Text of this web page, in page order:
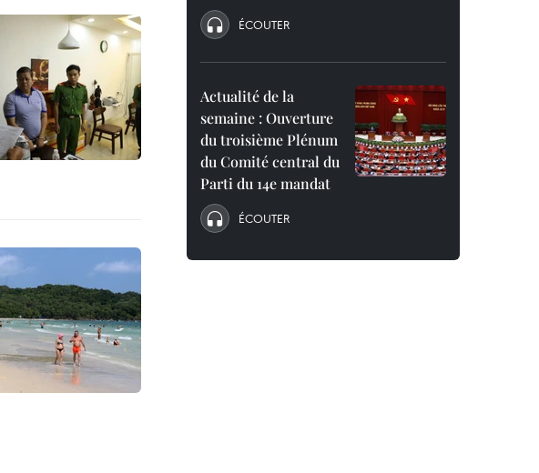
ÉCOUTER
Actualité de la
semaine : Ouverture
du troisième Plénum
du Comité central du
Parti du 14e mandat
ÉCOUTER